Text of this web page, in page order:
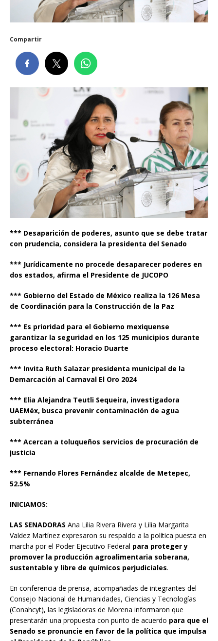
Compartir
*** Desaparición de poderes, asunto que se debe tratar
con prudencia, considera la presidenta del Senado
*** Jurídicamente no procede desaparecer poderes en
dos estados, afirma el Presidente de JUCOPO
*** Gobierno del Estado de México realiza la 126 Mesa
de Coordinación para la Construcción de la Paz
*** Es prioridad para el Gobierno mexiquense
garantizar la seguridad en los 125 municipios durante
proceso electoral: Horacio Duarte
*** Invita Ruth Salazar presidenta municipal de la
Demarcación al Carnaval El Oro 2024
*** Elia Alejandra Teutli Sequeira, investigadora
UAEMéx, busca prevenir contaminación de agua
subterránea
*** Acercan a toluqueños servicios de procuración de
justicia
*** Fernando Flores Fernández alcalde de Metepec,
52.5%
INICIAMOS:
LAS SENADORAS Ana Lilia Rivera Rivera y Lilia Margarita
Valdez Martínez expresaron su respaldo a la política puesta en
marcha por el Poder Ejecutivo Federal para proteger y
promover la producción agroalimentaria soberana,
sustentable y libre de químicos perjudiciales.
En conferencia de prensa, acompañadas de integrantes del
Consejo Nacional de Humanidades, Ciencias y Tecnologías
(Conahcyt), las legisladoras de Morena informaron que
presentarán una propuesta con punto de acuerdo para que el
Senado se pronuncie en favor de la política que impulsa